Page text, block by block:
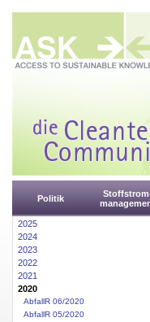
Politik
2025
2024
2023
2022
2021
2020
AbfallR 06/2020
AbfallR 05/2020